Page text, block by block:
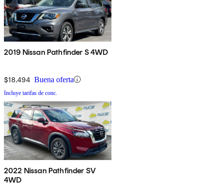
2019 Nissan Pathfinder S 4WD
$18,494 Buena oferta
Incluye tarifas de conc.
2022 Nissan Pathfinder SV
4WD